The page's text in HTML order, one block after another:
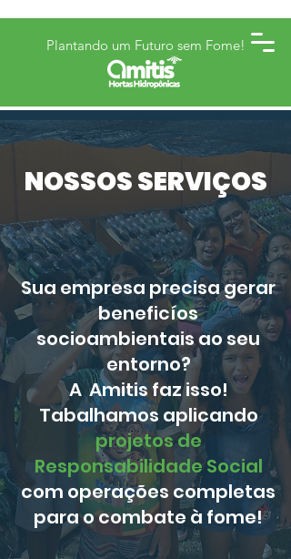
Plantando um Futuro sem Fome!
NOSSOS SERVIÇOS
Sua empresa precisa gerar
beneficíos
socioambientais ao seu
entorno?
A Amitis faz isso!
Tabalhamos aplicando
projetos de
Responsabilidade Social
com operações completas
para o combate à fome!